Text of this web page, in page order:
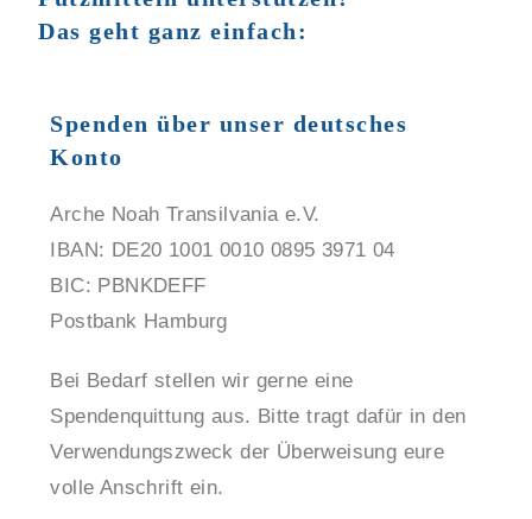
Das geht ganz einfach:
Spenden über unser deutsches
Konto
Arche Noah Transilvania e.V.
IBAN: DE20 1001 0010 0895 3971 04
BIC: PBNKDEFF
Postbank Hamburg
Bei Bedarf stellen wir gerne eine
Spendenquittung aus. Bitte tragt dafür in den
Verwendungszweck der Überweisung eure
volle Anschrift ein.